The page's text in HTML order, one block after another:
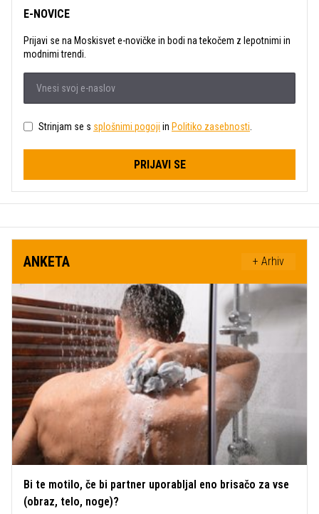
E-NOVICE
Prijavi se na Moskisvet e-novičke in bodi na tekočem z lepotnimi in
modnimi trendi.
Strinjam se s splošnimi pogoji in Politiko zasebnosti
PRIJAVI SE
ANKETA + Arhiv
Bi te motilo, če bi partner uporabljal eno brisačo za vse
(obraz, telo, noge)?